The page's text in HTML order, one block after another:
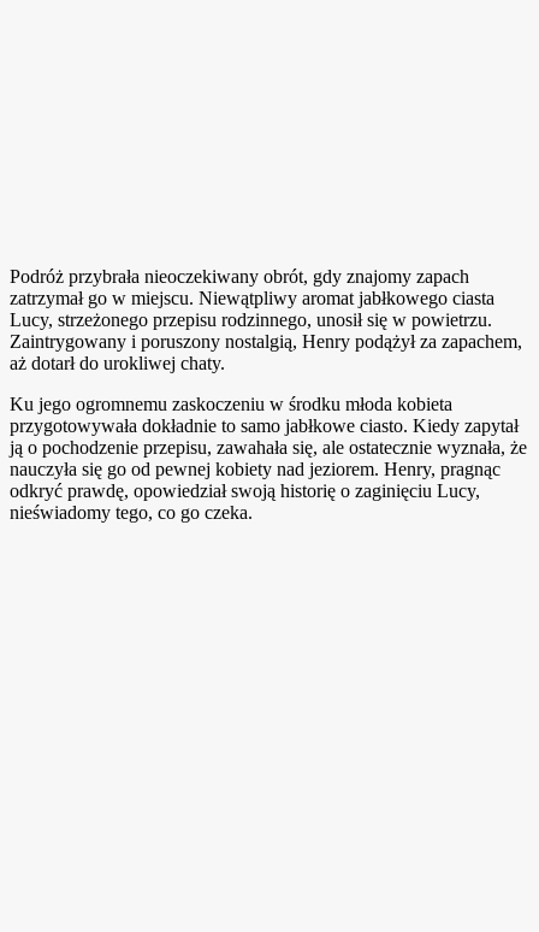
Podróż przybrała nieoczekiwany obrót, gdy znajomy zapach
zatrzymał go w miejscu. Niewątpliwy aromat jabłkowego ciasta
Lucy, strzeżonego przepisu rodzinnego, unosił się w powietrzu.
Zaintrygowany i poruszony nostalgią, Henry podążył za zapachem,
aż dotarł do urokliwej chaty.
Ku jego ogromnemu zaskoczeniu w środku młoda kobieta
przygotowywała dokładnie to samo jabłkowe ciasto. Kiedy zapytał
ją o pochodzenie przepisu, zawahała się, ale ostatecznie wyznała, że
nauczyła się go od pewnej kobiety nad jeziorem. Henry, pragnąc
odkryć prawdę, opowiedział swoją historię o zaginięciu Lucy,
nieświadomy tego, co go czeka.